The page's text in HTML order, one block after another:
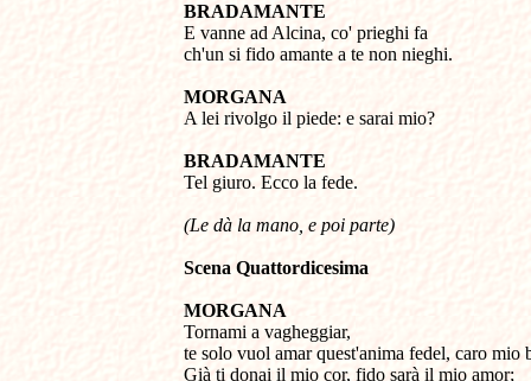
BRADAMANTE
E vanne ad Alcina, co' prieghi fa
ch'un si fido amante a te non nieghi.
MORGANA
A lei rivolgo il piede: e sarai mio?
BRADAMANTE
Tel giuro. Ecco la fede.
(Le dà la mano, e poi parte)
Scena Quattordicesima
MORGANA
Tornami a vagheggiar,
te solo vuol amar quest'anima fedel, caro mio
Già ti donai il mio cor, fido sarà il mio amor;